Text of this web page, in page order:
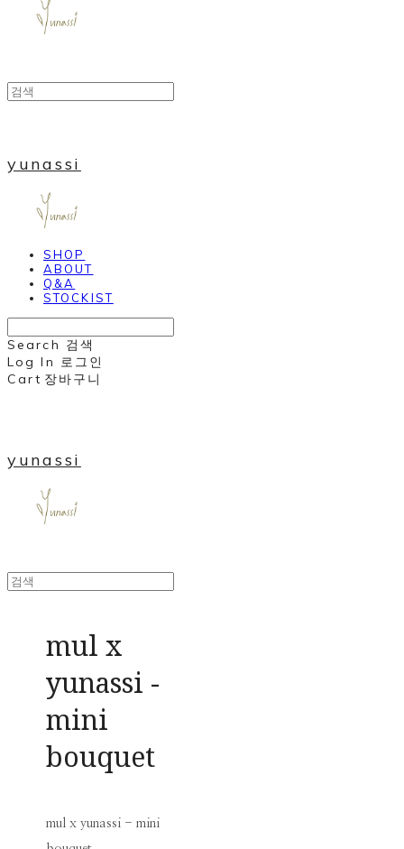
yunassi
SHOP
ABOUT
Q&A
STOCKIST
Search 검색
Log In 로그인
Cart 장바구니
yunassi
mul x
yunassi -
mini
bouquet
mul x yunassi - mini